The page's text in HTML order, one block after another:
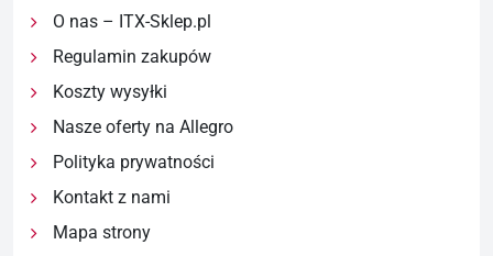
O nas – ITX-Sklep.pl
Regulamin zakupów
Koszty wysyłki
Nasze oferty na Allegro
Polityka prywatności
Kontakt z nami
Mapa strony